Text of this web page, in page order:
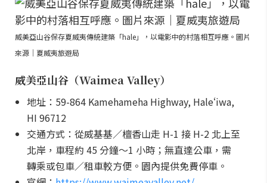
威美亞山谷保存夏威夷傳統建築「hale」，以電影中的村落相互呼應。圖片
來源｜夏威夷旅遊局
威美亞山谷（Waimea Valley）
地址：59-864 Kamehameha Highway, Haleʻiwa,
HI 96712
交通方式：從威基基／檀香山走 H-1 接 H-2 北上至
北岸，車程約 45 分鐘～1 小時；無直達公車，需
轉乘或包車／租車較方便。園內提供免費停車。